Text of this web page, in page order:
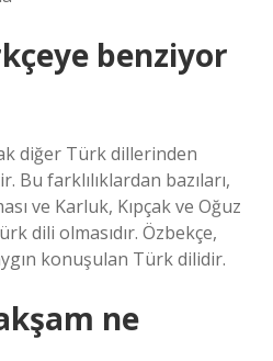
benziyor
diğer Türk dillerinden
Bu farklılıklardan bazıları,
ve Karluk, Kıpçak ve Oğuz
dili olmasıdır. Özbekçe,
konuşulan Türk dilidir.
ne